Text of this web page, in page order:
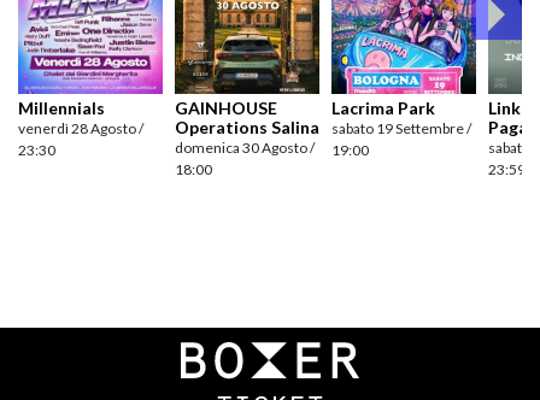
Millennials
venerdì 28 Agosto /
23:30
GAINHOUSE
Operations Salina
domenica 30 Agosto /
18:00
Lacrima Park
sabato 19 Settembre /
19:00
Link
sabato
23:59
Navigazione